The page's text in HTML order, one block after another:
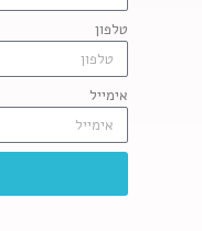
טלפון
אימייל